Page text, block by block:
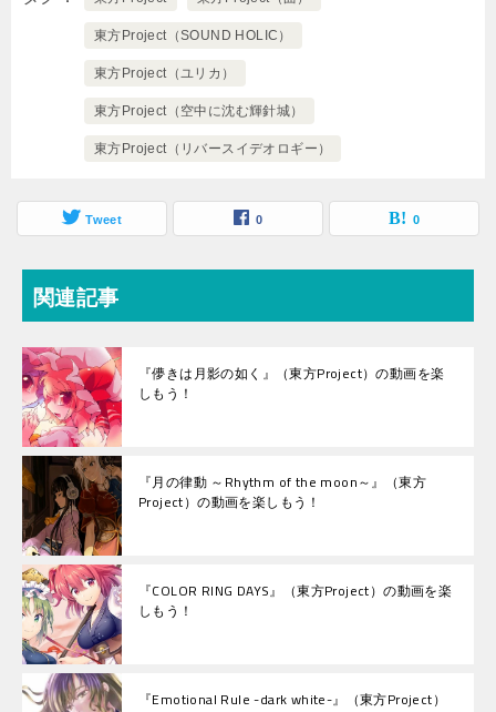
東方Project（SOUND HOLIC）
東方Project（ユリカ）
東方Project（空中に沈む輝針城）
東方Project（リバースイデオロギー）
Tweet 0 0
関連記事
『儚きは月影の如く』（東方Project）の動画を楽
しもう！
『月の律動 ～Rhythm of the moon～』（東方
Project）の動画を楽しもう！
『COLOR RING DAYS』（東方Project）の動画を楽
しもう！
『Emotional Rule -dark white-』（東方Project）